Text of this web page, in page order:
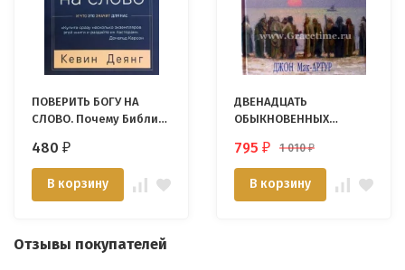
ПОВЕРИТЬ БОГУ НА
СЛОВО. Почему Библия
необходима и
достаточна, и что это
значит для нас. Кевин
Деянг
480 ₽
В корзину
ДВЕНАДЦАТЬ
ОБЫКНОВЕННЫХ
Артур
795 ₽ 1 010₽
В корзину
Отзывы покупателей